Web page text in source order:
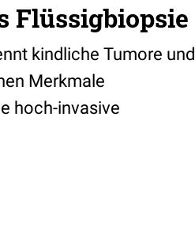
Flüssigbiopsie
kindliche Tumore und
Merkmale
hoch-invasive